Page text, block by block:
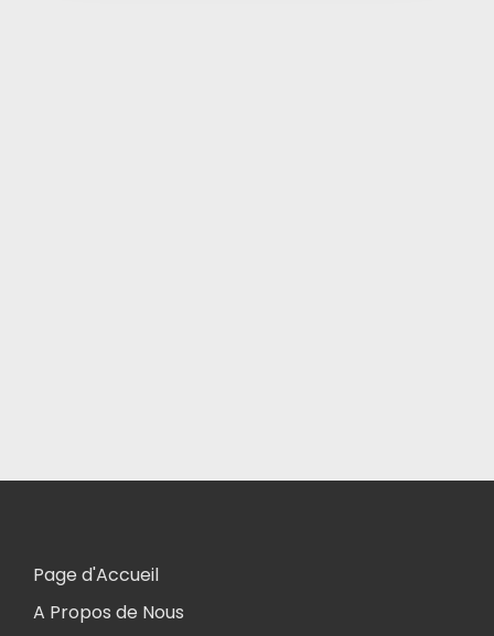
Page d'Accueil
A Propos de Nous